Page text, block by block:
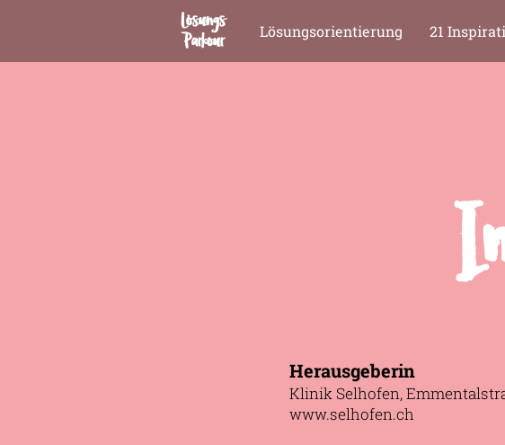
Lösungs
Parkour
Lösungsorientierung 21
Herausgeberin
Klinik Selhofen,
www.selhofen.ch